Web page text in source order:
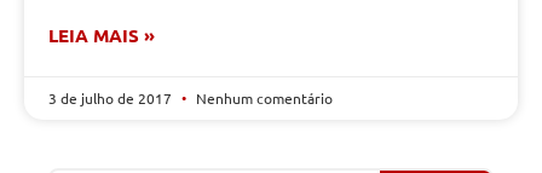
LEIA MAIS »
3 de julho de 2017 Nenhum comentário